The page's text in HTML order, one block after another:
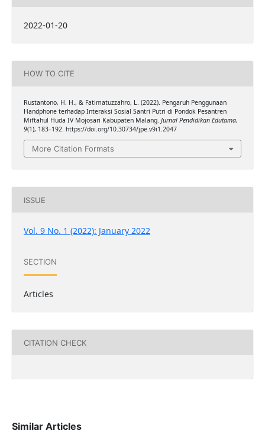
2022-01-20
HOW TO CITE
Rustantono, H. H., & Fatimatuzzahro, L. (2022). Pengaruh Penggunaan
Handphone terhadap Interaksi Sosial Santri Putri di Pondok Pesantren
Miftahul Huda IV Mojosari Kabupaten Malang. Jurnal Pendidikan Edutama,
9(1), 183–192. https://doi.org/10.30734/jpe.v9i1.2047
More Citation Formats
ISSUE
Vol. 9 No. 1 (2022): January 2022
SECTION
Articles
CITATION CHECK
Similar Articles